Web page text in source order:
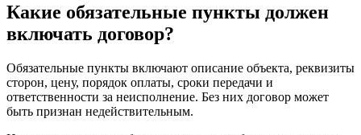
Какие обязательные пункты должен
включать договор?
Обязательные пункты включают описание объекта, реквизиты
сторон, цену, порядок оплаты, сроки передачи и
ответственности за неисполнение. Без них договор может
быть признан недействительным.